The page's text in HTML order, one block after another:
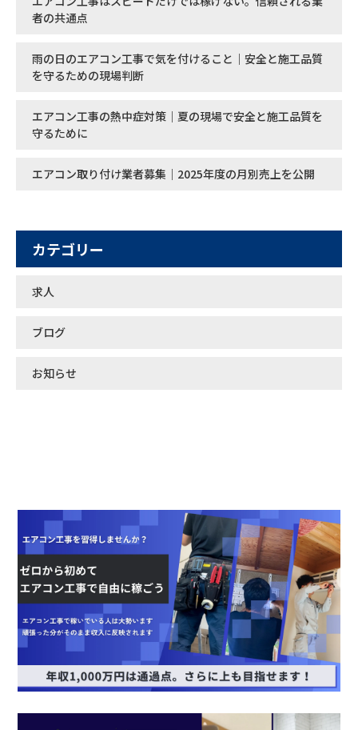
者の共通点
雨の日のエアコン工事で気を付けること｜安全と施工品質
を守るための現場判断
エアコン工事の熱中症対策｜夏の現場で安全と施工品質を
守るために
エアコン取り付け業者募集｜2025年度の月別売上を公開
カテゴリー
求人
ブログ
お知らせ